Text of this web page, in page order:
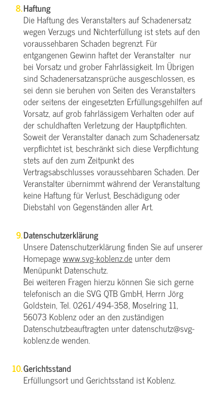
Haftung
Die Haftung des Veranstalters auf Schadenersatz
wegen Verzugs und Nichterfüllung ist stets auf den
voraussehbaren Schaden begrenzt. Für
entgangenen Gewinn haftet der Veranstalter nur
bei Vorsatz und grober Fahrlässigkeit. Im Übrigen
sind Schadenersatzansprüche ausgeschlossen, es
sei denn sie beruhen von Seiten des Veranstalters
oder seitens der eingesetzten Erfüllungsgehilfen auf
Vorsatz, auf grob fahrlässigem Verhalten oder auf
der schuldhaften Verletzung der Hauptpflichten.
Soweit der Veranstalter danach zum Schadenersatz
verpflichtet ist, beschränkt sich diese Verpflichtung
stets auf den zum Zeitpunkt des
Vertragsabschlusses voraussehbaren Schaden. Der
Veranstalter übernimmt während der Veranstaltung
keine Haftung für Verlust, Beschädigung oder
Diebstahl von Gegenständen aller Art.
Datenschutzerklärung
Unsere Datenschutzerklärung finden Sie auf unserer
Homepagewww.svg-koblenz.de unter dem
Menüpunkt Datenschutz.
Bei weiteren Fragen hierzu können Sie sich gerne
telefonisch an die SVG QTB GmbH, Herrn Jörg
Goldstein, Tel. 0261/494-358, Moselring 11,
56073 Koblenz oder an den zuständigen
Datenschutzbeauftragten unter datenschutz@svg-
koblenz.de wenden.
Gerichtsstand
Erfüllungsort und Gerichtsstand ist Koblenz.